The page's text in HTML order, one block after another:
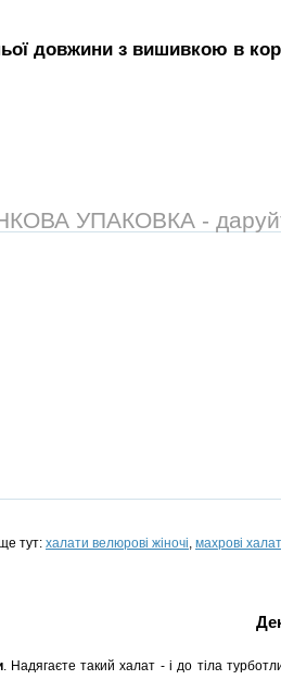
довжини з вишивкою в
УПАКОВКА -
тут: халати велюрові жіночі, махрові
. Надягаєте такий халат - і до тіла